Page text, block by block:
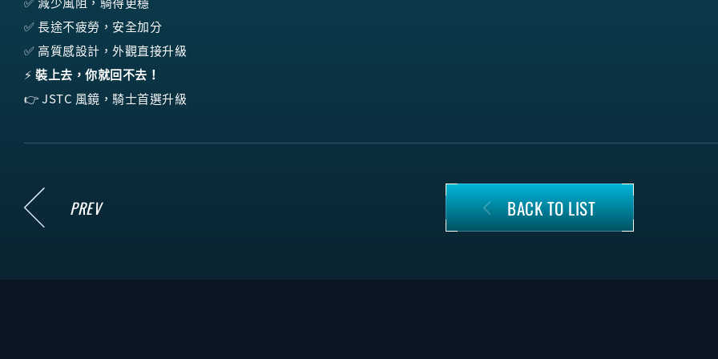
✅ 長途不疲勞，安全加分
✅ 高質感設計，外觀直接升級
⚡ 裝上去，你就回不去！
👉 JSTC 風鏡，騎士首選升級
PREV BACK TO LIST